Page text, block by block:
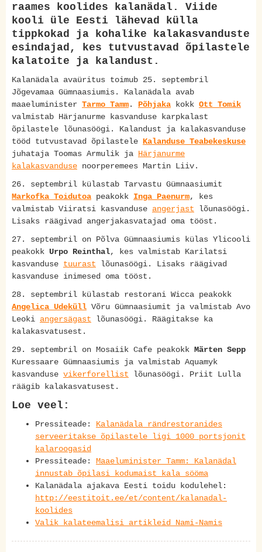
raames koolides kalanädal. Viide
kooli üle Eesti lähevad külla
tippkokad ja kohalike kalakasvanduste
esindajad, kes tutvustavad õpilastele
kalatoite ja kalandust.
Kalanädala avaüritus toimub 25. septembril
Jõgevamaa Gümnaasiumis. Kalanädala avab
maaeluminister Tarmo Tamm. Põhjaka kokk Ott Tomik
valmistab Härjanurme kasvanduse karpkalast
õpilastele lõunasöögi. Kalandust ja kalakasvanduse
tööd tutvustavad õpilastele Kalanduse Teabekeskuse
juhataja Toomas Armulik ja Härjanurme
kalakasvanduse noorperemees Martin Liiv.
26. septembril külastab Tarvastu Gümnaasiumit
Markofka Toidutoa peakokk Inga Paenurm, kes
valmistab Viiratsi kasvanduse angerjast lõunasöögi.
Lisaks räägivad angerjakasvatajad oma tööst.
27. septembril on Põlva Gümnaasiumis külas Ylicooli
peakokk Urpo Reinthal, kes valmistab Karilatsi
kasvanduse tuurast lõunasöögi. Lisaks räägivad
kasvanduse inimesed oma tööst.
28. septembril külastab restorani Wicca peakokk
Angelica Udeküll Võru Gümnaasiumit ja valmistab Avo
Leoki angersägast lõunasöögi. Räägitakse ka
kalakasvatusest.
29. septembril on Mosaiik Cafe peakokk Märten Sepp
Kuressaare Gümnaasiumis ja valmistab Aquamyk
kasvanduse vikerforellist lõunasöögi. Priit Lulla
räägib kalakasvatusest.
Loe veel:
Pressiteade: Kalanädala rändrestoranides
serveeritakse õpilastele ligi 1000 portsjonit
kalaroogasid
Pressiteade: Maaeluminister Tamm: Kalanädal
innustab õpilasi kodumaist kala sööma
Kalanädala ajakava Eesti toidu kodulehel:
http://eestitoit.ee/et/content/kalanadal-
koolides
Valik kalateemalisi artikleid Nami-Namis